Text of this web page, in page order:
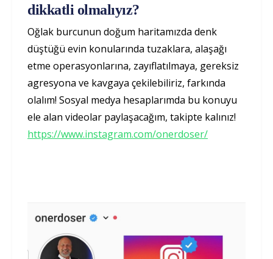
dikkatli olmalıyız?
Oğlak burcunun doğum haritamızda denk
düştüğü evin konularında tuzaklara, alaşağı
etme operasyonlarına, zayıflatılmaya, gereksiz
agresyona ve kavgaya çekilebiliriz, farkında
olalım! Sosyal medya hesaplarımda bu konuyu
ele alan videolar paylaşacağım, takipte kalınız!
https://www.instagram.com/onerdoser/